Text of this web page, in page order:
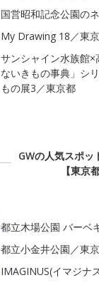
国営昭和記念公園の
My Drawing 18／東
サンシャイン水族館
ないきもの事典」シ
もの展3／東京都
GWの人気スポッ
【東京
都立木場公園 バーベ
都立小金井公園／東
IMAGINUS(イマジナ